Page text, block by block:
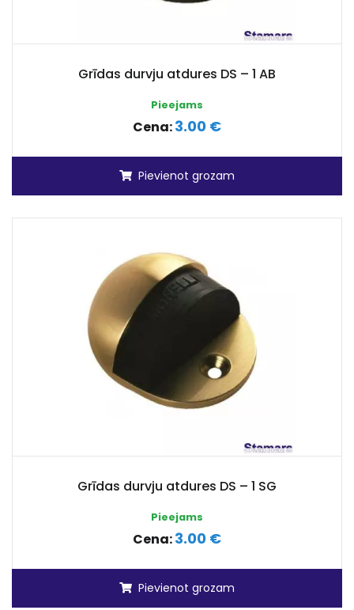
Grīdas durvju atdures DS – 1 AB
Pieejams
Cena:3.00 €
Pievienot grozam
Grīdas durvju atdures DS – 1 SG
Pieejams
Cena:3.00 €
Pievienot grozam